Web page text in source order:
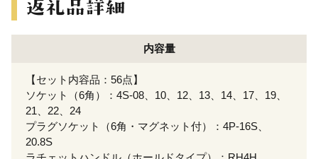
内容量
【セット内容品：56点】
ソケット（6角）：4S-08、10、12、13、14、17、19、
21、22、24
プラグソケット（6角・マグネット付）：4P-16S、
20.8S